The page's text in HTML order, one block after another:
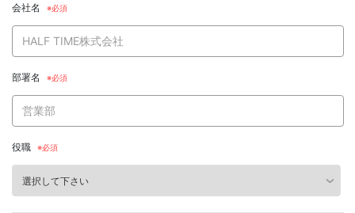
会社名
部署名
役職